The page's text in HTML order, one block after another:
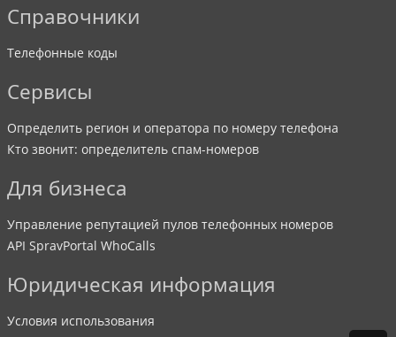
Справочники
Телефонные коды
Сервисы
Определить регион и оператора по номеру телефона
Кто звонит: определитель спам-номеров
Для бизнеса
Управление репутацией пулов телефонных номеров
API SpravPortal WhoCalls
Юридическая информация
Условия использования